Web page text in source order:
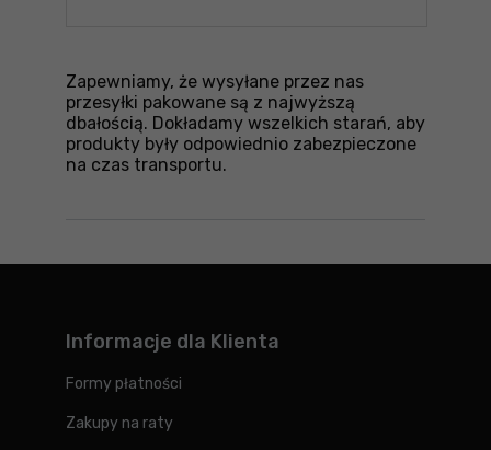
Zapewniamy, że wysyłane przez nas
przesyłki pakowane są z najwyższą
dbałością. Dokładamy wszelkich starań, aby
produkty były odpowiednio zabezpieczone
na czas transportu.
Informacje dla Klienta
Formy płatności
Zakupy na raty